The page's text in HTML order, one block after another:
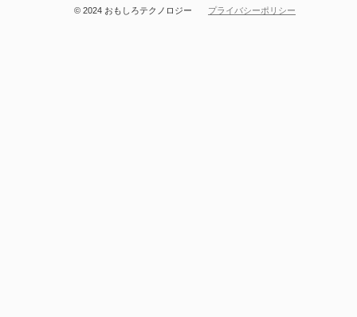
© 2024 おもしろテクノロジー プライバシーポリシー